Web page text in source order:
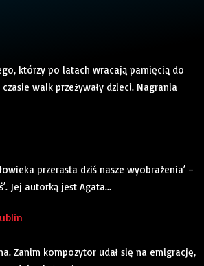
którzy po latach wracają pamięcią do
walk przeżywały dzieci. Nagrania
przerasta dziś nasze wyobrażenia’ –
Jej autorką jest Agata...
Zanim kompozytor udał się na emigrację,